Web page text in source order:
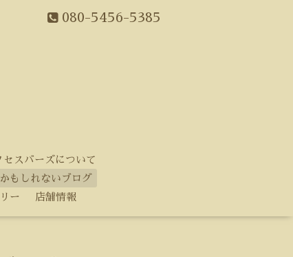
080-5456-5385
セスバーズについて
もしれないブログ
ー 店舗情報